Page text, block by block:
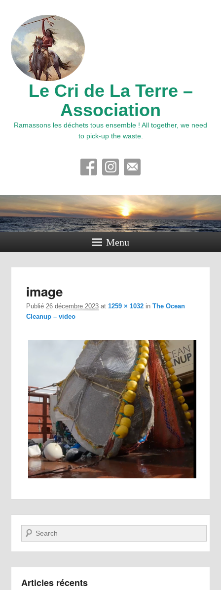
Le Cri de La Terre –
Association
Ramassons les déchets tous ensemble ! All together, we need
to pick-up the waste.
Menu
image
Publié26 décembre 2023 at1259 × 1032 inThe Ocean
Cleanup – video
Recherche
Articles récents